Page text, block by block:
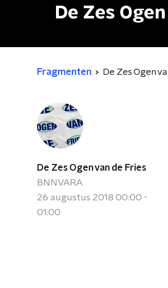
De Zes
Fragmenten De Zes Ogen
De Zes Ogen van de Fries
BNNVARA
26 augustus 2018 00:00 -
01:00